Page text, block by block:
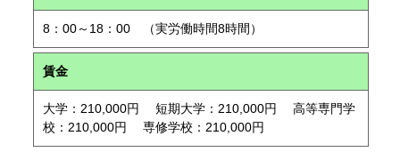
8：00～18：00 （実労働時間8時間）
賃金
大学：210,000円 短期大学：210,000円 高等専門学
校：210,000円 専修学校：210,000円